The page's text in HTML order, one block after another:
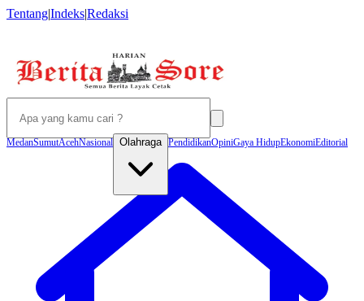
Tentang|Indeks|Redaksi
MedanSumutAcehNasional Olahraga PendidikanOpiniGaya HidupEkonomiEditorial